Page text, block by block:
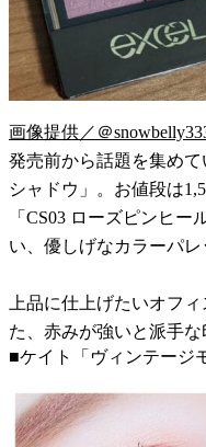
画像提供／＠
発売前から話題を集め
シャドウ」。お値段は
「CS03 ローズピンヒ
い、優しげなカラーパレ
上品に仕上げたいオフ
た、赤みが強いと派手な
■ケイト「ヴィンテージ